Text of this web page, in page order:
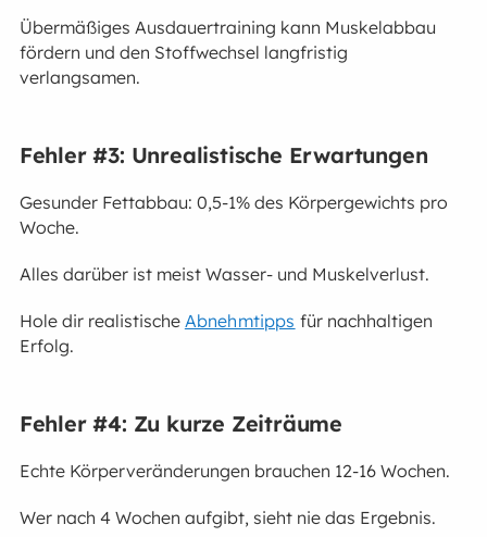
Übermäßiges Ausdauertraining kann Muskelabbau
fördern und den Stoffwechsel langfristig
verlangsamen.
Fehler #3: Unrealistische Erwartungen
Gesunder Fettabbau: 0,5-1% des Körpergewichts pro
Woche.
Alles darüber ist meist Wasser- und Muskelverlust.
Hole dir realistische Abnehmtipps für nachhaltigen
Erfolg.
Fehler #4: Zu kurze Zeiträume
Echte Körperveränderungen brauchen 12-16 Wochen.
Wer nach 4 Wochen aufgibt, sieht nie das Ergebnis.